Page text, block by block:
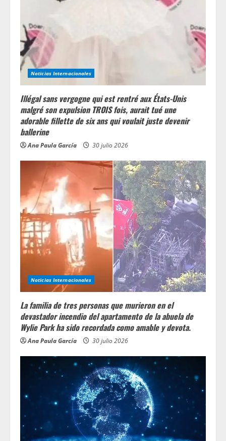
Noticias Internacionales
Illégal sans vergogne qui est rentré aux États-Unis
malgré son expulsion TROIS fois, aurait tué une
adorable fillette de six ans qui voulait juste devenir
ballerine
Ana Paula García 30 julio 2026
Noticias Internacionales
La familia de tres personas que murieron en el
devastador incendio del apartamento de la abuela de
Wylie Park ha sido recordada como amable y devota.
Ana Paula García 30 julio 2026